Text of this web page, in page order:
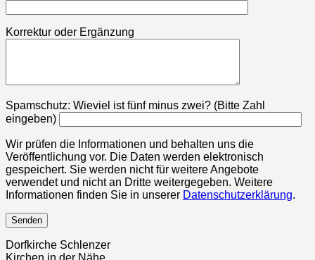
Korrektur oder Ergänzung
Bitte lasse dieses Feld leer.
Spamschutz: Wieviel ist fünf minus zwei? (Bitte Zahl
eingeben)
Wir prüfen die Informationen und behalten uns die
Veröffentlichung vor. Die Daten werden elektronisch
gespeichert. Sie werden nicht für weitere Angebote
verwendet und nicht an Dritte weitergegeben. Weitere
Informationen finden Sie in unserer Datenschutzerklärung.
Dorfkirche Schlenzer
Kirchen in der Nähe